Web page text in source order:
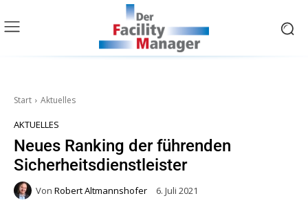
Start Aktuelles
AKTUELLES
Neues Ranking der führenden
Sicherheitsdienstleister
Von Robert Altmannshofer 6. Juli 2021